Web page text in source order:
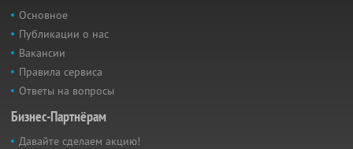
Основное
Публикации о нас
Вакансии
Правила сервиса
Ответы на вопросы
Бизнес-Партнёрам
Давайте сделаем акцию!